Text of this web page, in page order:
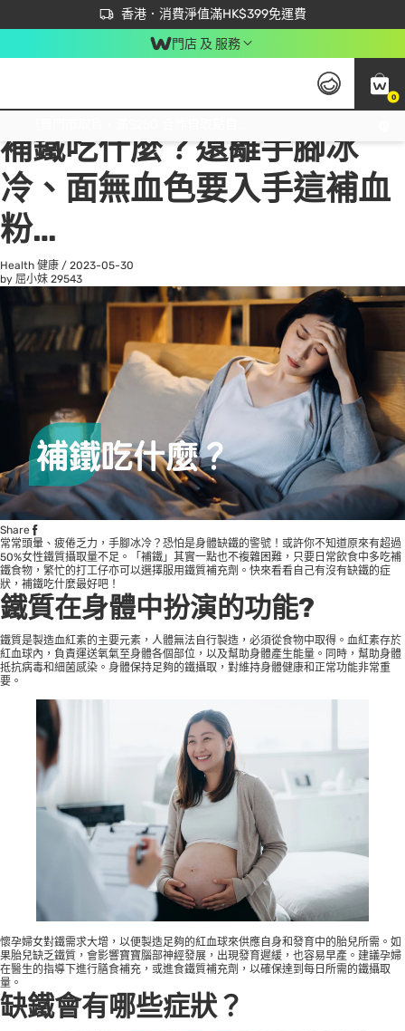
香港．消費淨值滿HK$399免運費
立即成為易賞錢會員盡享獨家優惠
首次APP下單買滿$450 輸入 NEWAPP 即減$50
門店 及 服務
0
All
補鐵吃什麼？遠離手腳冰
冷、面無血色要入手這補血
粉…
Health 健康 / 2023-05-30
by 屈小妹 29543
Share
常常頭暈、疲倦乏力，手腳冰冷？恐怕是身體缺鐵的警號！或許你不知道原來有超過
50%女性鐵質攝取量不足。「補鐵」其實一點也不複雜困難，只要日常飲食中多吃補
鐵食物，繁忙的打工仔亦可以選擇服用鐵質補充劑。快來看看自己有沒有缺鐵的症
狀，補鐵吃什麼最好吧！
鐵質在身體中扮演的功能?
鐵質是製造血紅素的主要元素，人體無法自行製造，必須從食物中取得。血紅素存於
紅血球內，負責運送氧氣至身體各個部位，以及幫助身體產生能量。同時，幫助身體
抵抗病毒和細菌感染。身體保持足夠的鐵攝取，對維持身體健康和正常功能非常重
要。
懷孕婦女對鐵需求大增，以便製造足夠的紅血球來供應自身和發育中的胎兒所需。如
果胎兒缺乏鐵質，會影響寶寶腦部神經發展，出現發育遲緩，也容易早產。建議孕婦
在醫生的指導下進行膳食補充，或進食鐵質補充劑，以確保達到每日所需的鐵攝取
量。
缺鐵會有哪些症狀？